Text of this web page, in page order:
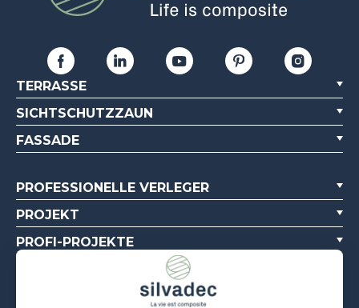
TERRASSE
SICHTSCHUTZZAUN
FASSADE
PROFESSIONELLE VERLEGER
PROJEKT
PROFI-PROJEKTE
DOKUMENTATIONSQUELLEN